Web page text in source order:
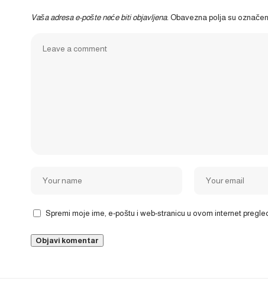
Vaša adresa e-pošte neće biti objavljena. Obavezna polja su
Spremi moje ime, e-poštu i web-stranicu u ovom internet